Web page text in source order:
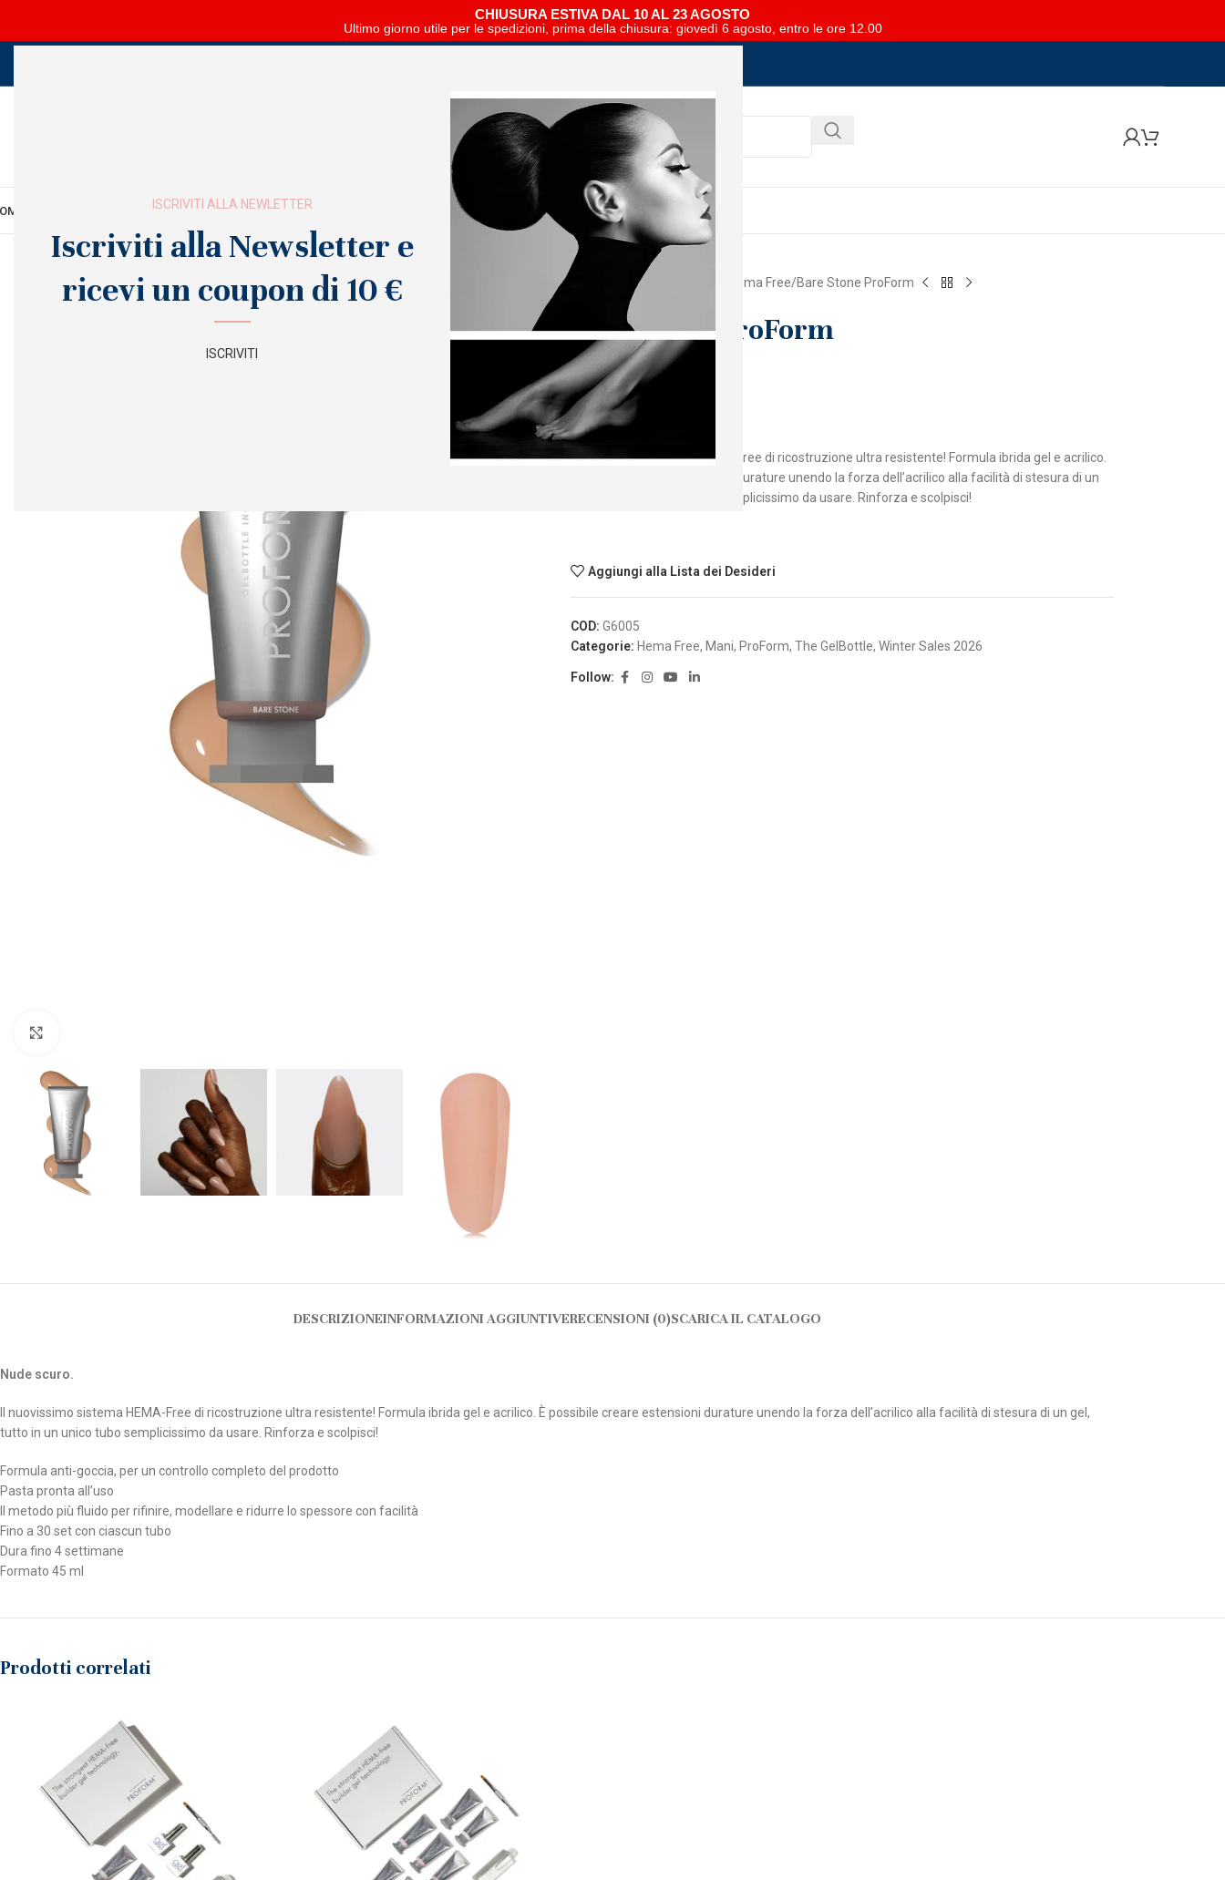
ISCRIVITI ALLA NEWLETTER
Iscriviti alla Newsletter e
ricevi un coupon di 10 €
ISCRIVITI
CHIUSURA ESTIVA DAL 10 AL 23 AGOSTO
Ultimo giorno utile per le spedizioni, prima della chiusura: giovedì 6 agosto, entro le ore 12.00
FORNITUREARREDOSALDI OUTLET
SOLD
OUT
Mani Hema Free Bare Stone ProForm
Bare Stone ProForm
Accedi
Nude scuro.
Il nuovissimo sistema HEMA-Free di ricostruzione ultra resistente! Formula ibrida gel e acrilico.
È possibile creare estensioni durature unendo la forza dell’acrilico alla facilità di stesura di un
gel, tutto in un unico tubo semplicissimo da usare. Rinforza e scolpisci!
Aggiungi alla Lista dei Desideri
COD: G6005
Categorie: Hema Free, Mani, ProForm, The GelBottle, Winter Sales 2026
Follow:
DESCRIZIONEINFORMAZIONI AGGIUNTIVERECENSIONI (0)SCARICA IL CATALOGO
Nude scuro.
Il nuovissimo sistema HEMA-Free di ricostruzione ultra resistente! Formula ibrida gel e acrilico. È possibile creare estensioni durature unendo la forza dell’acrilico alla facilità di stesura di un gel,
tutto in un unico tubo semplicissimo da usare. Rinforza e scolpisci!
Formula anti-goccia, per un controllo completo del prodotto
Pasta pronta all’uso
Il metodo più fluido per rifinire, modellare e ridurre lo spessore con facilità
Fino a 30 set con ciascun tubo
Dura fino 4 settimane
Formato 45 ml
Prodotti correlati